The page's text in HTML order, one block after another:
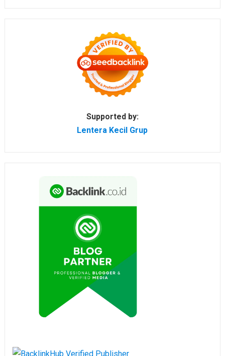
Supported by:
Lentera Kecil Grup